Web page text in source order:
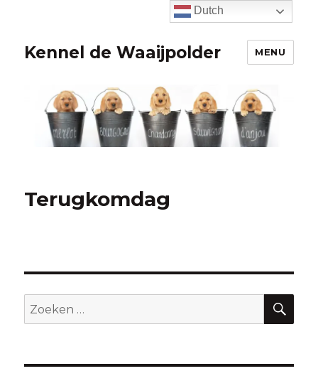
Kennel de Waaijpolder MENU
Terugkomdag
Zoeken
naar:
Dutch